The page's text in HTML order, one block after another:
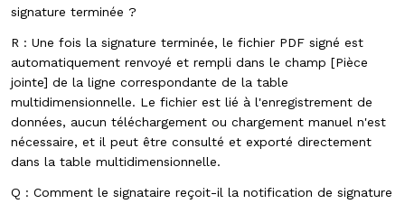
signature terminée ?
R : Une fois la signature terminée, le fichier PDF signé est
automatiquement renvoyé et rempli dans le champ [Pièce
jointe] de la ligne correspondante de la table
multidimensionnelle. Le fichier est lié à l'enregistrement de
données, aucun téléchargement ou chargement manuel n'est
nécessaire, et il peut être consulté et exporté directement
dans la table multidimensionnelle.
Q : Comment le signataire reçoit-il la notification de signature